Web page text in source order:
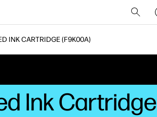
INK CARTRIDGE (F9K00A)
Ink Cartridge